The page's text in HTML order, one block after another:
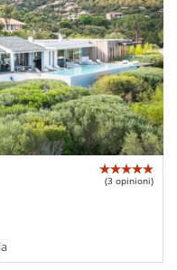
(3 opinioni)